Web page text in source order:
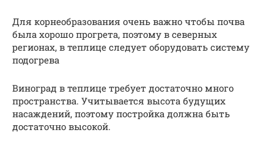
Для корнеобразования очень важно чтобы почва
была хорошо прогрета, поэтому в северных
регионах, в теплице следует оборудовать систему
подогрева
Виноград в теплице требует достаточно много
пространства. Учитывается высота будущих
насаждений, поэтому постройка должна быть
достаточно высокой.